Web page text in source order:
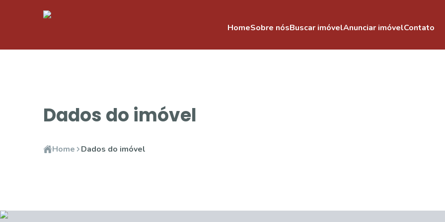
HomeSobre nósBuscar imóvelAnunciar imóvelContato
Dados do imóvel
Home Dados do imóvel